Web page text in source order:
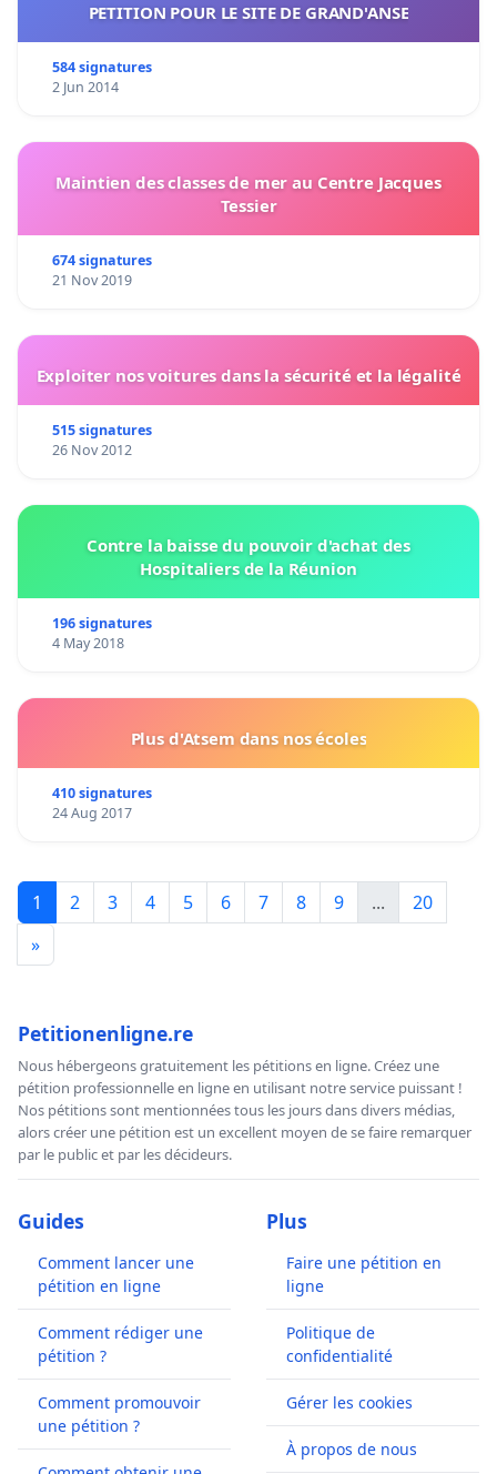
PETITION POUR LE SITE DE GRAND'ANSE
584 signatures
2 Jun 2014
Maintien des classes de mer au Centre Jacques
Tessier
674 signatures
21 Nov 2019
Exploiter nos voitures dans la sécurité et la légalité
515 signatures
26 Nov 2012
Contre la baisse du pouvoir d'achat des
Hospitaliers de la Réunion
196 signatures
4 May 2018
Plus d'Atsem dans nos écoles
410 signatures
24 Aug 2017
1 2 3 4 5 6 7 8 9 ...
20
»
Petitionenligne.re
Nous hébergeons gratuitement les pétitions en ligne. Créez une
pétition professionnelle en ligne en utilisant notre service puissant !
Nos pétitions sont mentionnées tous les jours dans divers médias,
alors créer une pétition est un excellent moyen de se faire remarquer
par le public et par les décideurs.
Guides
Comment lancer une
pétition en ligne
Comment rédiger une
pétition ?
Comment promouvoir
une pétition ?
Plus
Faire une pétition en
ligne
Politique de
confidentialité
Gérer les cookies
À propos de nous